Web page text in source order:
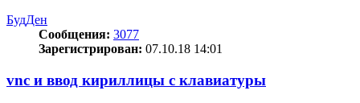
БудДен
Сообщения: 3077
Зарегистрирован: 07.10.18 14:01
vnc и ввод кириллицы с клавиатуры